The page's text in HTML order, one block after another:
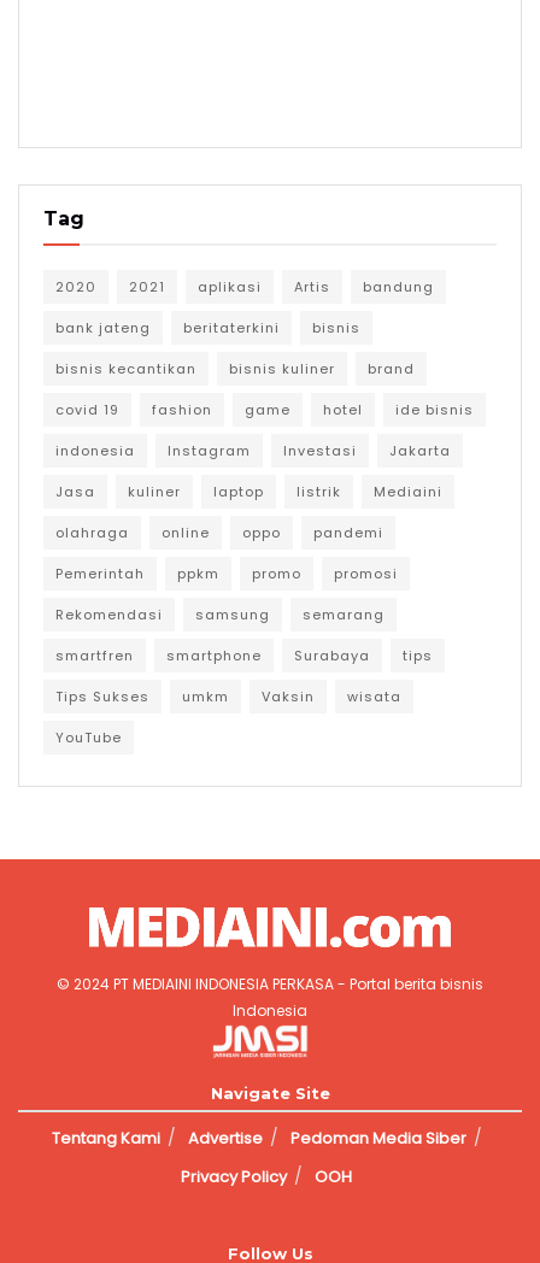
Tag
2020 2021 aplikasi Artis bandung
bank jateng beritaterkini bisnis
bisnis kecantikan bisnis kuliner brand
covid 19 fashion game hotel ide bisnis
indonesia Instagram Investasi Jakarta
Jasa kuliner laptop listrik Mediaini
olahraga online oppo pandemi
Pemerintah ppkm promo promosi
Rekomendasi samsung semarang
smartfren smartphone Surabaya tips
Tips Sukses umkm Vaksin wisata
YouTube
© 2024PT MEDIAINI INDONESIA PERKASA- Portal berita bisnis
Indonesia
Navigate Site
Tentang Kami Advertise
Pedoman Media Siber
Privacy Policy
OOH
Follow Us